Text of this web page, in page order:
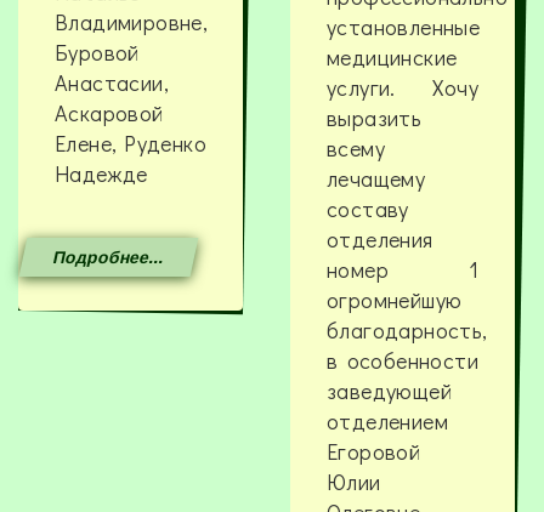
Владимировне,
Буровой
Анастасии,
Аскаровой
Елене, Руденко
Надежде
Подробнее...
установленные
медицинские
услуги. Хочу
выразить
всему
лечащему
составу
отделения
номер 1
огромнейшую
благодарность,
в особенности
заведующей
отделением
Егоровой
Юлии